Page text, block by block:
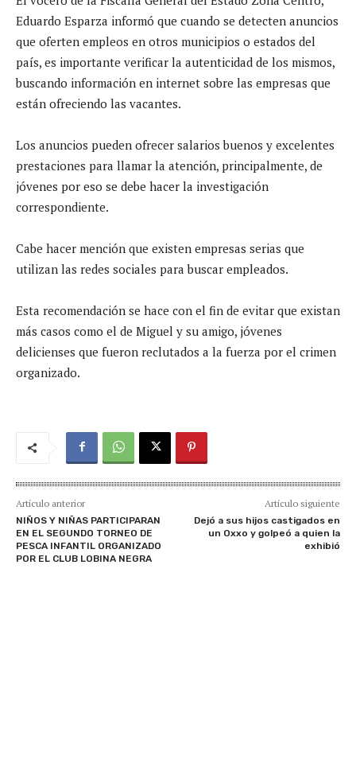
Eduardo Esparza informó que cuando se detecten anuncios
que oferten empleos en otros municipios o estados del
país, es importante verificar la autenticidad de los mismos,
buscando información en internet sobre las empresas que
están ofreciendo las vacantes.
Los anuncios pueden ofrecer salarios buenos y excelentes
prestaciones para llamar la atención, principalmente, de
jóvenes por eso se debe hacer la investigación
correspondiente.
Cabe hacer mención que existen empresas serias que
utilizan las redes sociales para buscar empleados.
Esta recomendación se hace con el fin de evitar que existan
más casos como el de Miguel y su amigo, jóvenes
delicienses que fueron reclutados a la fuerza por el crimen
organizado.
Artículo anterior
NIÑOS Y NIÑAS PARTICIPARAN
EN EL SEGUNDO TORNEO DE
PESCA INFANTIL ORGANIZADO
POR EL CLUB LOBINA NEGRA
Artículo siguiente
Dejó a sus hijos castigados en
un Oxxo y golpeó a quien la
exhibió